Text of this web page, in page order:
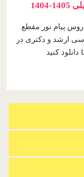
پیام نور مقطع
ارشد و دکتری در